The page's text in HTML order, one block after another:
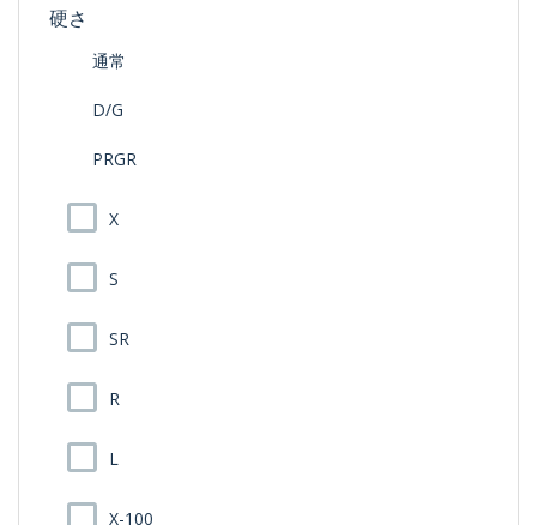
硬さ
通常
D/G
PRGR
X
S
SR
R
L
X-100